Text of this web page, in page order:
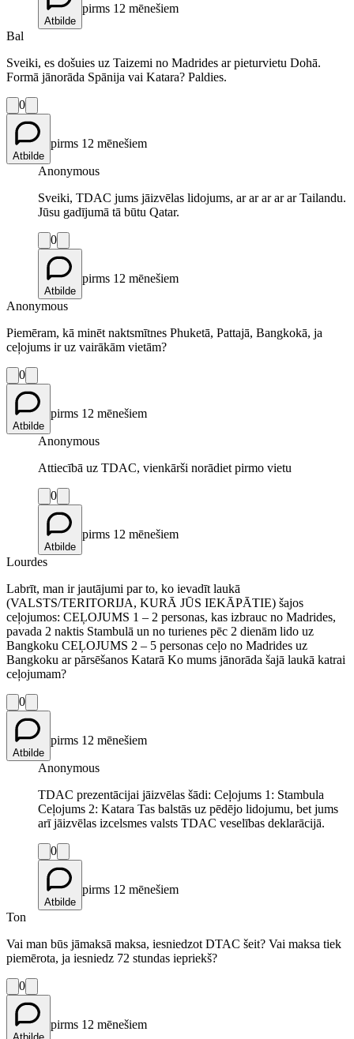
Atbilde
pirms 12 mēnešiem
Bal
Sveiki, es došuies uz Taizemi no Madrides ar pieturvietu Dohā.
Formā jānorāda Spānija vai Katara? Paldies.
0
Atbilde
pirms 12 mēnešiem
Anonymous
Sveiki, TDAC jums jāizvēlas lidojums, ar ar ar ar ar Tailandu.
Jūsu gadījumā tā būtu Qatar.
0
Atbilde
pirms 12 mēnešiem
Anonymous
Piemēram, kā minēt naktsmītnes Phuketā, Pattajā, Bangkokā, ja
ceļojums ir uz vairākām vietām?
0
Atbilde
pirms 12 mēnešiem
Anonymous
Attiecībā uz TDAC, vienkārši norādiet pirmo vietu
0
Atbilde
pirms 12 mēnešiem
Lourdes
Labrīt, man ir jautājumi par to, ko ievadīt laukā
(VALSTS/TERITORIJA, KURĀ JŪS IEKĀPĀTIE) šajos
ceļojumos: CEĻOJUMS 1 – 2 personas, kas izbrauc no Madrides,
pavada 2 naktis Stambulā un no turienes pēc 2 dienām lido uz
Bangkoku CEĻOJUMS 2 – 5 personas ceļo no Madrides uz
Bangkoku ar pārsēšanos Katarā Ko mums jānorāda šajā laukā katrai
ceļojumam?
0
Atbilde
pirms 12 mēnešiem
Anonymous
TDAC prezentācijai jāizvēlas šādi: Ceļojums 1: Stambula
Ceļojums 2: Katara Tas balstās uz pēdējo lidojumu, bet jums
arī jāizvēlas izcelsmes valsts TDAC veselības deklarācijā.
0
Atbilde
pirms 12 mēnešiem
Ton
Vai man būs jāmaksā maksa, iesniedzot DTAC šeit? Vai maksa tiek
piemērota, ja iesniedz 72 stundas iepriekš?
0
pirms 12 mēnešiem